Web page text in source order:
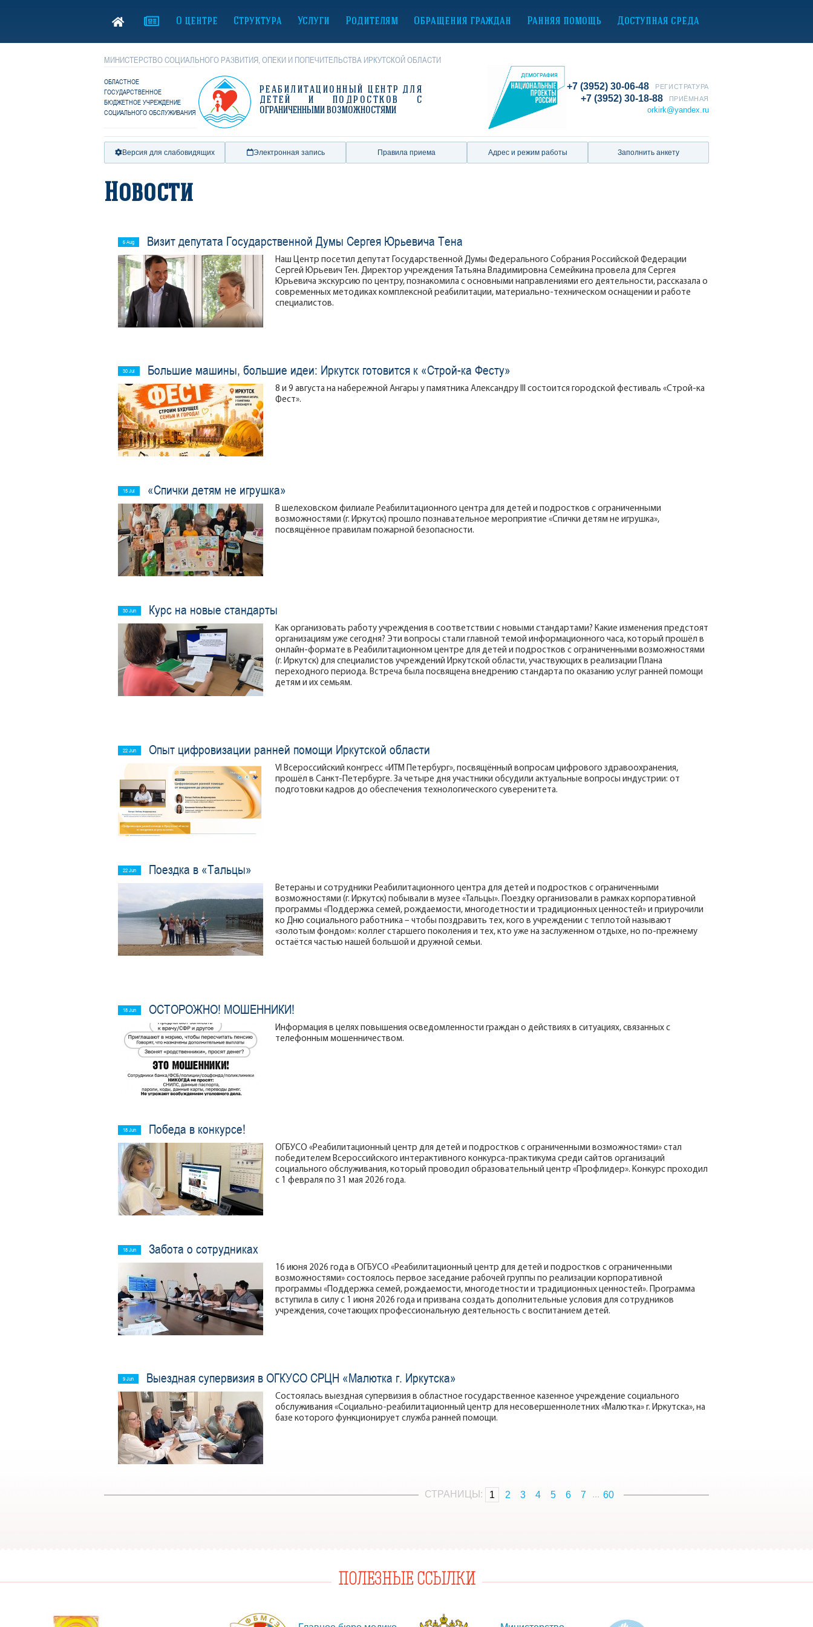
О центре Структура Услуги Родителям Обращения граждан Ранняя помощь Доступная среда
МИНИСТЕРСТВО СОЦИАЛЬНОГО РАЗВИТИЯ, ОПЕКИ И ПОПЕЧИТЕЛЬСТВА ИРКУТСКОЙ ОБЛАСТИ
ОБЛАСТНОЕ
ГОСУДАРСТВЕННОЕ
БЮДЖЕТНОЕ УЧРЕЖДЕНИЕ
СОЦИАЛЬНОГО ОБСЛУЖИВАНИЯ
РЕАБИЛИТАЦИОННЫЙ ЦЕНТР ДЛЯ
ДЕТЕЙ И ПОДРОСТКОВ С
ОГРАНИЧЕННЫМИ ВОЗМОЖНОСТЯМИ
+7 (3952) 30-06-48 РЕГИСТРАТУРА
+7 (3952) 30-18-88 ПРИЁМНАЯ
orkirk@yandex.ru
Версия для слабовидящих Электронная запись Правила приема Адрес и режим работы Заполнить анкету
Новости
6 Aug Визит депутата Государственной Думы Сергея Юрьевича Тена
Наш Центр посетил депутат Государственной Думы Федерального Собрания Российской Федерации
Сергей Юрьевич Тен. Директор учреждения Татьяна Владимировна Семейкина провела для Сергея
Юрьевича экскурсию по центру, познакомила с основными направлениями его деятельности, рассказала о
современных методиках комплексной реабилитации, материально-техническом оснащении и работе
специалистов.
30 Jul Большие машины, большие идеи: Иркутск готовится к «Строй-ка Фесту»
8 и 9 августа на набережной Ангары у памятника Александру III состоится городской фестиваль «Строй-ка
Фест».
15 Jul «Спички детям не игрушка»
В шелеховском филиале Реабилитационного центра для детей и подростков с ограниченными
возможностями (г. Иркутск) прошло познавательное мероприятие «Спички детям не игрушка»,
посвящённое правилам пожарной безопасности.
30 Jun Курс на новые стандарты
Как организовать работу учреждения в соответствии с новыми стандартами? Какие изменения предстоят
организациям уже сегодня? Эти вопросы стали главной темой информационного часа, который прошёл в
онлайн-формате в Реабилитационном центре для детей и подростков с ограниченными возможностями
(г. Иркутск) для специалистов учреждений Иркутской области, участвующих в реализации Плана
переходного периода. Встреча была посвящена внедрению стандарта по оказанию услуг ранней помощи
детям и их семьям.
22 Jun Опыт цифровизации ранней помощи Иркутской области
VI Всероссийский конгресс «ИТМ Петербург», посвящённый вопросам цифрового здравоохранения,
прошёл в Санкт-Петербурге. За четыре дня участники обсудили актуальные вопросы индустрии: от
подготовки кадров до обеспечения технологического суверенитета.
22 Jun Поездка в «Тальцы»
Ветераны и сотрудники Реабилитационного центра для детей и подростков с ограниченными
возможностями (г. Иркутск) побывали в музее «Тальцы». Поездку организовали в рамках корпоративной
программы «Поддержка семей, рождаемости, многодетности и традиционных ценностей» и приурочили
ко Дню социального работника – чтобы поздравить тех, кого в учреждении с теплотой называют
«золотым фондом»: коллег старшего поколения и тех, кто уже на заслуженном отдыхе, но по-прежнему
остаётся частью нашей большой и дружной семьи.
18 Jun ОСТОРОЖНО! МОШЕННИКИ!
Информация в целях повышения осведомленности граждан о действиях в ситуациях, связанных с
телефонным мошенничеством.
18 Jun Победа в конкурсе!
ОГБУСО «Реабилитационный центр для детей и подростков с ограниченными возможностями» стал
победителем Всероссийского интерактивного конкурса-практикума среди сайтов организаций
социального обслуживания, который проводил образовательный центр «Профлидер». Конкурс проходил
с 1 февраля по 31 мая 2026 года.
18 Jun Забота о сотрудниках
16 июня 2026 года в ОГБУСО «Реабилитационный центр для детей и подростков с ограниченными
возможностями» состоялось первое заседание рабочей группы по реализации корпоративной
программы «Поддержка семей, рождаемости, многодетности и традиционных ценностей». Программа
вступила в силу с 1 июня 2026 года и призвана создать дополнительные условия для сотрудников
учреждения, сочетающих профессиональную деятельность с воспитанием детей.
9 Jun Выездная супервизия в ОГКУСО СРЦН «Малютка г. Иркутска»
Состоялась выездная супервизия в областное государственное казенное учреждение социального
обслуживания «Социально-реабилитационный центр для несовершеннолетних «Малютка» г. Иркутска», на
базе которого функционирует служба ранней помощи.
СТРАНИЦЫ: 1 2 3 4 5 6 7 ... 60
ПОЛЕЗНЫЕ ССЫЛКИ